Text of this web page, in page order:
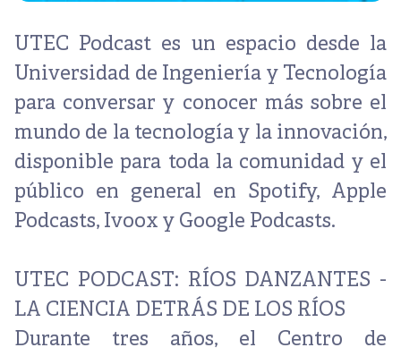
UTEC Podcast es un espacio desde la
Universidad de Ingeniería y Tecnología
para conversar y conocer más sobre el
mundo de la tecnologíay la innovación,
disponible para toda la comunidad y el
público en general en Spotify, Apple
Podcasts, Ivoox y Google Podcasts.
UTEC PODCAST: RÍOS DANZANTES -
LA CIENCIA DETRÁS DE LOS RÍOS
Durante tres años, el Centro de